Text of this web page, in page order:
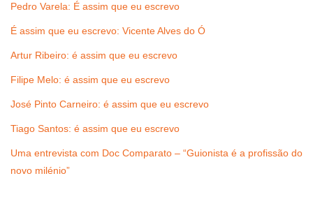
Pedro Varela: É assim que eu escrevo
É assim que eu escrevo: Vicente Alves do Ó
Artur Ribeiro: é assim que eu escrevo
Filipe Melo: é assim que eu escrevo
José Pinto Carneiro: é assim que eu escrevo
Tiago Santos: é assim que eu escrevo
Uma entrevista com Doc Comparato – “Guionista é a profissão do
novo milénio”